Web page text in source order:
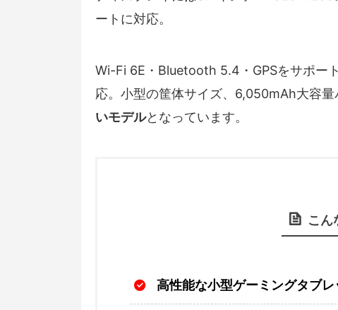
ートに対応。
Wi-Fi 6E・Bluetooth 5.4・GPSをサポー
応。小型の筐体サイズ、6,050mAh大容量
いモデルとなっています。
こん
高性能な小型ゲーミングタブ